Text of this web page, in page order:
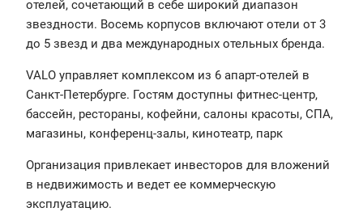
отелей, сочетающий в себе широкий диапазон
звездности. Восемь корпусов включают отели от 3
до 5 звезд и два международных отельных бренда.
VALO управляет комплексом из 6 апарт-отелей в
Санкт-Петербурге. Гостям доступны фитнес-центр,
бассейн, рестораны, кофейни, салоны красоты, СПА,
магазины, конференц-залы, кинотеатр, парк
Организация привлекает инвесторов для вложений
в недвижимость и ведет ее коммерческую
эксплуатацию.